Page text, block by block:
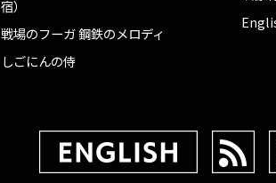
宿）
戦場のフーガ 鋼鉄のメロディ
しごにんの侍